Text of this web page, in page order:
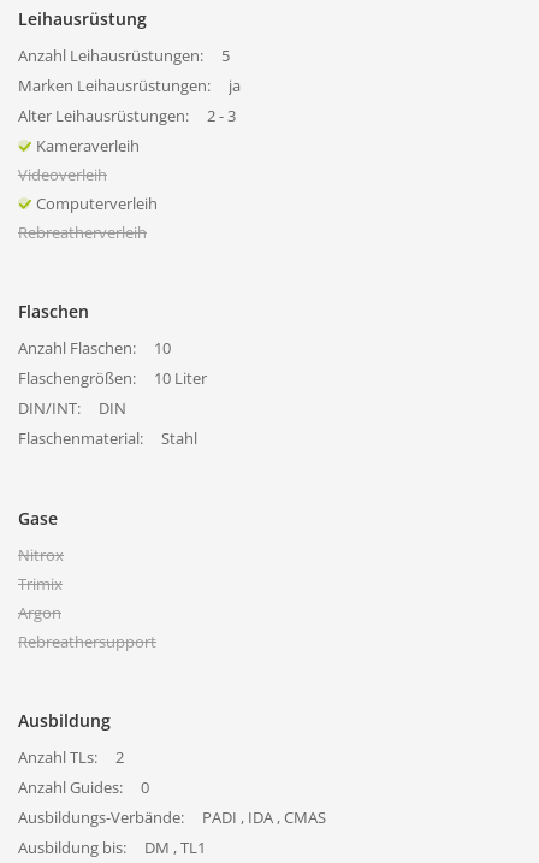
Leihausrüstung
Anzahl Leihausrüstungen:
5
Marken Leihausrüstungen:
ja
Alter Leihausrüstungen:
2 - 3
Kameraverleih
Videoverleih
Computerverleih
Rebreatherverleih
Flaschen
Anzahl Flaschen:
10
Flaschengrößen:
10 Liter
DIN/INT:
DIN
Flaschenmaterial:
Stahl
Gase
Nitrox
Trimix
Argon
Rebreathersupport
Ausbildung
Anzahl TLs:
2
Anzahl Guides:
0
Ausbildungs-Verbände:
PADI , IDA , CMAS
Ausbildung bis:
DM , TL1